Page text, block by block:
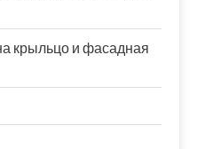
крыльцо и фасадная